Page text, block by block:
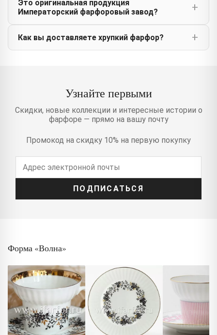
Это оригинальная продукция
Императорский фарфоровый завод?
Как вы доставляете хрупкий фарфор?
Узнайте первыми
Скидки, новые коллекции и интересные истории о
фарфоре — прямо на вашу почту
Промокод на скидку 10% на первую покупку
ПОДПИСАТЬСЯ
Форма «Волна»